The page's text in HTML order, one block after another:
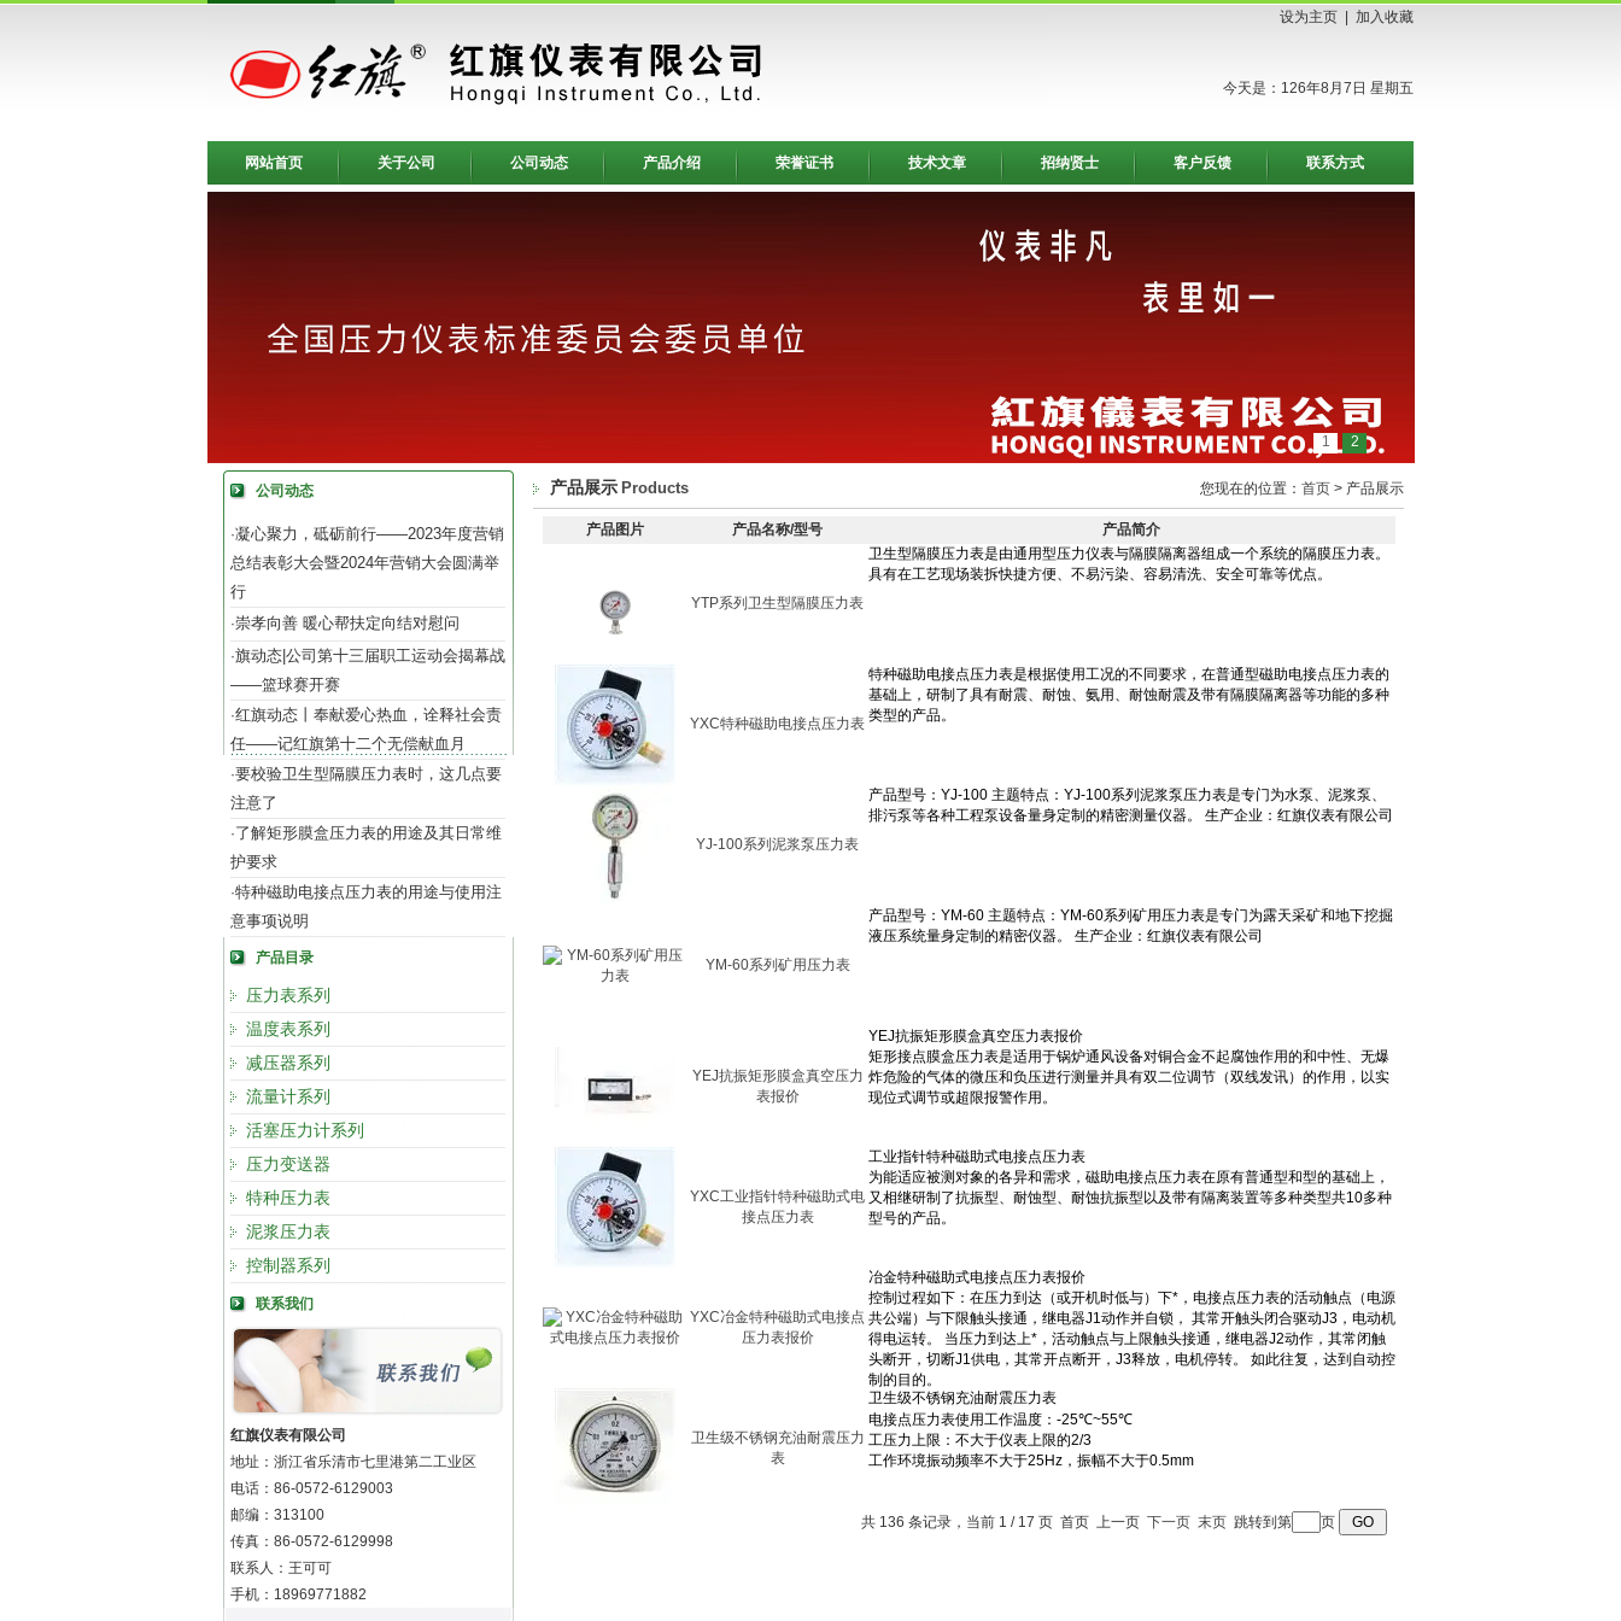
设为主页 加入收藏
今天是：126年8月7日 星期五
网站首页 关于公司 公司动态 产品介绍 荣誉证书 技术文章 招纳贤士 客户反馈 联系方式
1 2
公司动态
·凝心聚力，砥砺前行——2023年度营销
总结表彰大会暨2024年营销大会圆满举
行
·崇孝向善 暖心帮扶定向结对慰问
·旗动态|公司第十三届职工运动会揭幕战
——篮球赛开赛
·红旗动态丨奉献爱心热血，诠释社会责
任——记红旗第十二个无偿献血月
·要校验卫生型隔膜压力表时，这几点要
注意了
·了解矩形膜盒压力表的用途及其日常维
护要求
·特种磁助电接点压力表的用途与使用注
意事项说明
产品目录
压力表系列
温度表系列
减压器系列
流量计系列
活塞压力计系列
压力变送器
特种压力表
泥浆压力表
控制器系列
联系我们
红旗仪表有限公司
地址：浙江省乐清市七里港第二工业区
电话：86-0572-6129003
邮编：313100
传真：86-0572-6129998
联系人：王可可
手机：18969771882
产品展示 Products 您现在的位置： 首页 > 产品展示
产品图片 产品名称/型号 产品简介
YTP系列卫生型隔膜压力表
YXC特种磁助电接点压力表
YJ-100系列泥浆泵压力表
YM-60系列矿用压力表
YEJ抗振矩形膜盒真空压力
表报价
YXC工业指针特种磁助式电
接点压力表
YXC冶金特种磁助式电接点
压力表报价
卫生级不锈钢充油耐震压力
表
共 136 条记录，当前 1 / 17 页 首页 上一页 下一页 末页跳转到第 页